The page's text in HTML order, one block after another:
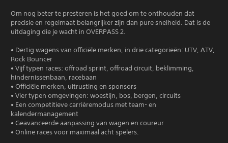
Om nog beter te presteren is het goed om te onthouden dat
precisie en regelmaat belangrijker zijn dan pure snelheid. Dat is de
uitdaging die je wacht in OVERPASS 2.
• Dertig wagens van officiële merken, in drie categorieën: UTV, ATV,
Rock Bouncer
• Vijf typen races: offroad sprint, offroad circuit, beklimming,
hindernissenbaan, racebaan
• Officiële merken, uitrusting en sponsors
• Vier typen omgevingen: woestijn, bos, bergen, circuits
• Een competitieve carrièremodus met team- en
kalendermanagement
• Geavanceerde aanpassing van wagen en coureur
• Online races voor maximaal acht spelers.